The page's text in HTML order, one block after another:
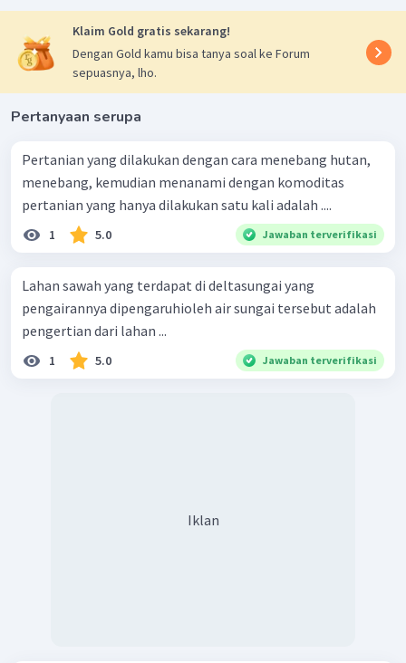
Klaim Gold gratis sekarang!
Dengan Gold kamu bisa tanya soal ke Forum
sepuasnya, lho.
Pertanyaan serupa
Pertanian yang dilakukan dengan cara menebang hutan,
menebang, kemudian menanami dengan komoditas
pertanian yang hanya dilakukan satu kali adalah ....
1 5.0 Jawaban terverifikasi
Lahan sawah yang terdapat di deltasungai yang
pengairannya dipengaruhioleh air sungai tersebut adalah
pengertian dari lahan ...
1 5.0 Jawaban terverifikasi
Iklan